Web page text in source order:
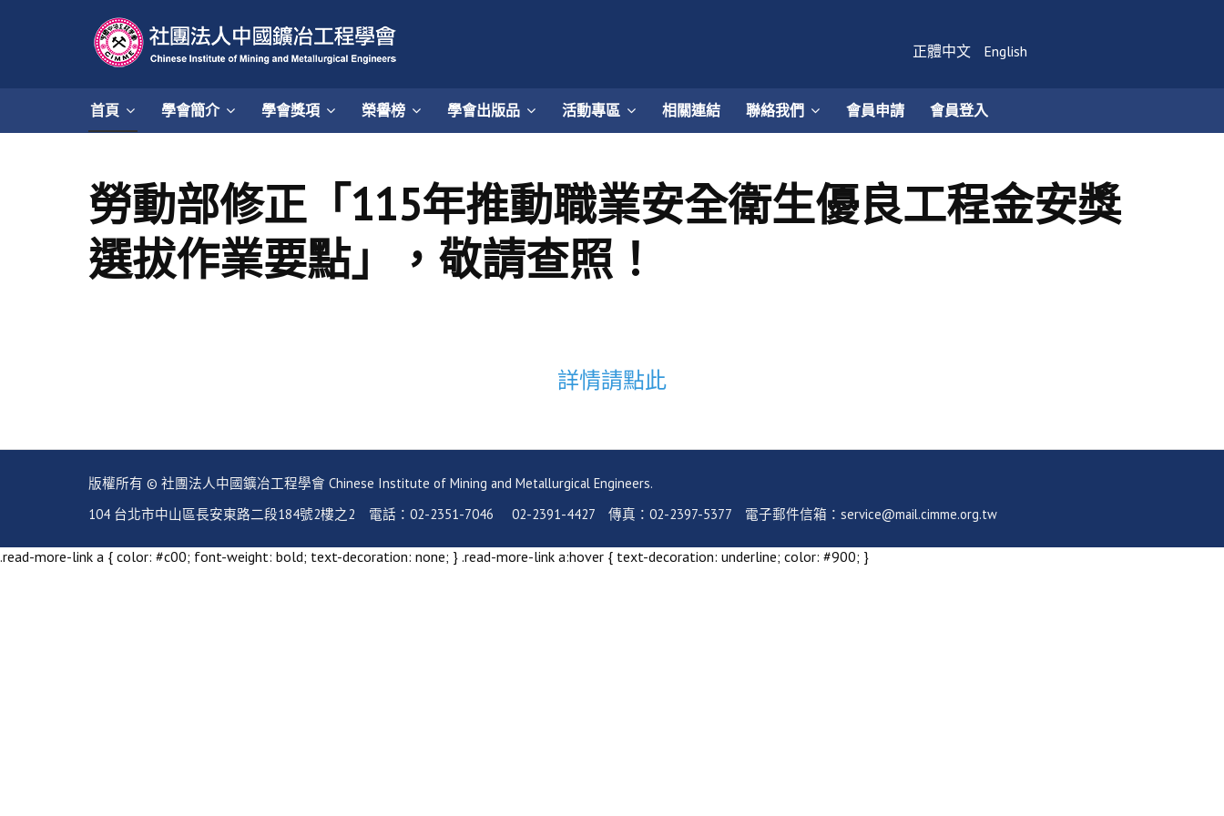
正體中文 English
首頁 學會簡介 學會獎項 榮譽榜 學會出版品 活動專區 相關連結 聯絡我們 會員申請 會員登入
勞動部修正「115年推動職業安全衛生優良工程金安獎
選拔作業要點」，敬請查照！
詳情請點此
版權所有 © 社團法人中國鑛冶工程學會 Chinese Institute of Mining and Metallurgical Engineers.
104 台北市中山區長安東路二段184號2樓之2 電話：02-2351-7046 02-2391-4427 傳真：02-2397-5377 電子郵件信箱：service@mail.cimme.org.tw
.read-more-link a { color: #c00; font-weight: bold; text-decoration: none; } .read-more-link a:hover { text-decoration: underline; color: #900; }